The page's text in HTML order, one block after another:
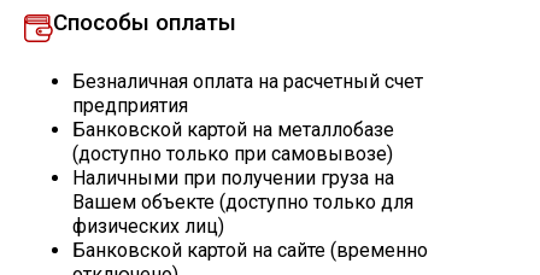
Электроды
Проволока
Скобо-гибочные изделия
Способы оплаты
Безналичная оплата на расчетный счет
предприятия
Банковской картой на металлобазе
(доступно только при самовывозе)
Наличными при получении груза на
Вашем объекте (доступно только для
физических лиц)
Банковской картой на сайте (временно